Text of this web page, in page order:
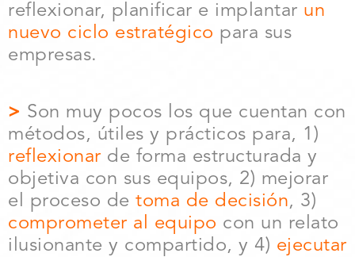
reflexionar, planificar e implantar un
nuevo ciclo estratégico para sus
empresas.
> Son muy pocos los que cuentan con
métodos, útiles y prácticos para, 1)
reflexionar de forma estructurada y
objetiva con sus equipos, 2) mejorar
el proceso de toma de decisión, 3)
comprometer al equipo con un relato
ilusionante y compartido, y 4) ejecutar